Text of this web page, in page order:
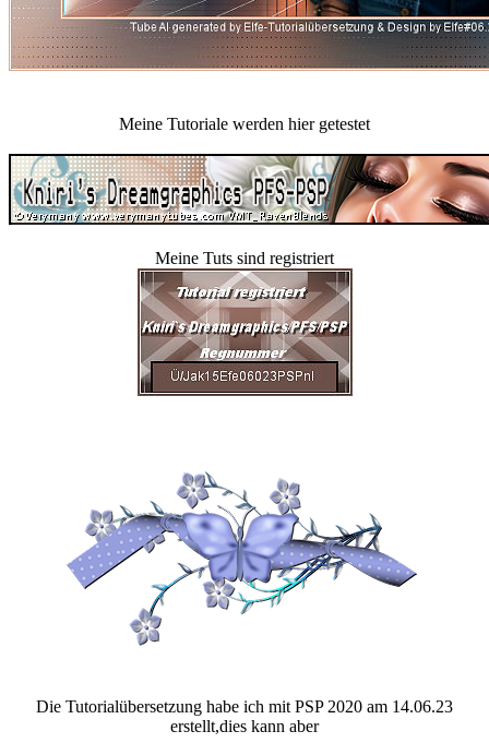
Meine Tutoriale werden hier getestet
Meine Tuts sind registriert
Die Tutorialübersetzung habe ich mit PSP 2020 am 14.06.23
erstellt,dies kann aber